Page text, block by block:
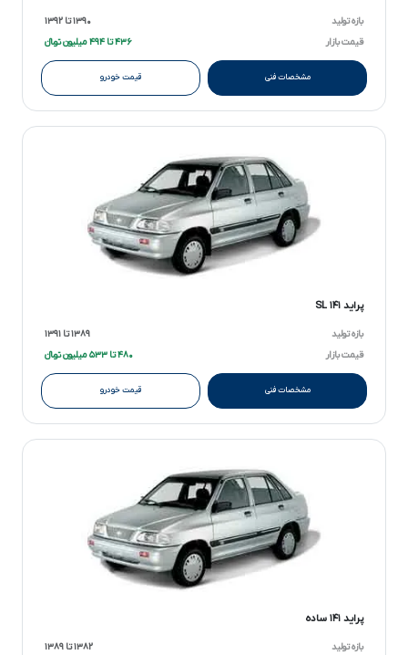
بازه تولید
۱۳۹۰ تا ۱۳۹۲
قیمت بازار
۴۳۶ تا ۴۹۴ میلیون تومانءءء
مشخصات فنی قیمت خودرو
پراید ۱۴۱ SL
بازه تولید
۱۳۸۹ تا ۱۳۹۱
قیمت بازار
۴۸۰ تا ۵۳۳ میلیون تومانءءء
مشخصات فنی قیمت خودرو
پراید ۱۴۱ ساده
بازه تولید
۱۳۸۲ تا ۱۳۸۹